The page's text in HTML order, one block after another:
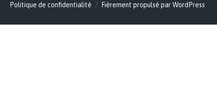
Politique de confidentialité Fièrement propulsé par WordPress